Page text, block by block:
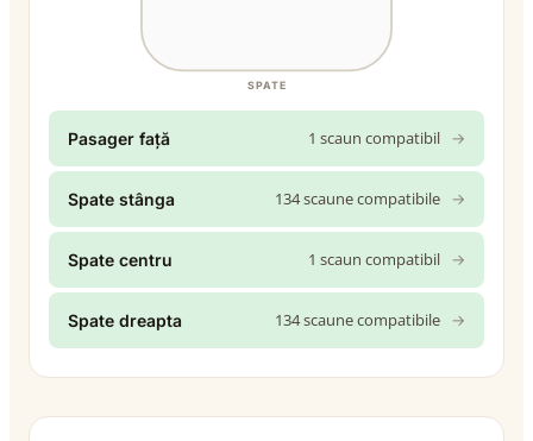
SPATE
Pasager față 1 scaun compatibil →
Spate stânga 134 scaune compatibile →
Spate centru 1 scaun compatibil →
Spate dreapta 134 scaune compatibile →